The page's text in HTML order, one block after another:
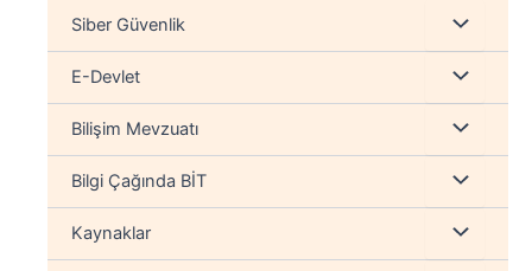
Siber Güvenlik Menu
düğmesi
E-Devlet Menu
düğmesi
Bilişim Mevzuatı Menu
düğmesi
Bilgi Çağında BİT Menu
düğmesi
Kaynaklar Menu